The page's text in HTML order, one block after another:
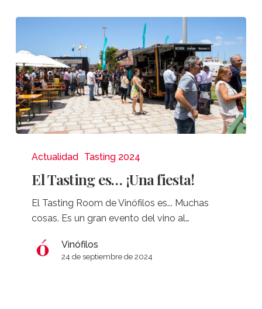
Tasting
¡Una
fiesta!
Actualidad Tasting 2024
El Tasting es… ¡Una fiesta!
El Tasting Room de Vinófilos es... Muchas
cosas. Es un gran evento del vino al…
Vinófilos
24 de septiembre de 2024